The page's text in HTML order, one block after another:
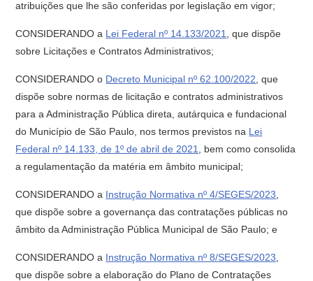
atribuições que lhe são conferidas por legislação em vigor;
CONSIDERANDO a Lei Federal nº 14.133/2021
, que dispõe
sobre Licitações e Contratos Administrativos;
CONSIDERANDO o Decreto Municipal nº 62.100/2022 , que
dispõe sobre normas de licitação e contratos administrativos
para a Administração Pública direta, autárquica e fundacional
do Município de São Paulo, nos termos previstos na Lei
Federal nº 14.133, de 1º de abril de 2021
, bem como consolida
a regulamentação da matéria em âmbito municipal;
CONSIDERANDO a Instrução Normativa nº 4/SEGES/2023
que dispõe sobre a governança das contratações públicas no
âmbito da Administração Pública Municipal de São Paulo; e
CONSIDERANDO a Instrução Normativa nº 8/SEGES/2023
que dispõe sobre a elaboração do Plano de Contratações